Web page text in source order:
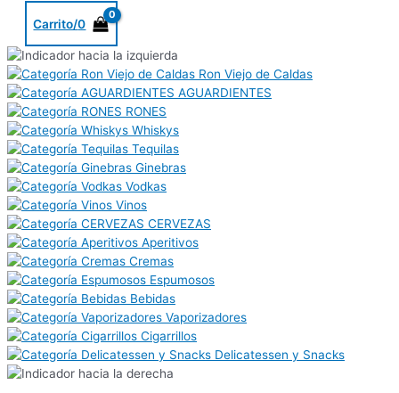
Carrito/0
Ron Viejo de Caldas
AGUARDIENTES
RONES
Whiskys
Tequilas
Ginebras
Vodkas
Vinos
CERVEZAS
Aperitivos
Cremas
Espumosos
Bebidas
Vaporizadores
Cigarrillos
Delicatessen y Snacks